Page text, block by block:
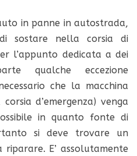
in panne in autostrada,
sostare nella corsia di
l’appunto dedicata a dei
qualche eccezione
che la macchina
d’emergenza) venga
in quanto fonte di
si deve trovare un
E’ assolutamente